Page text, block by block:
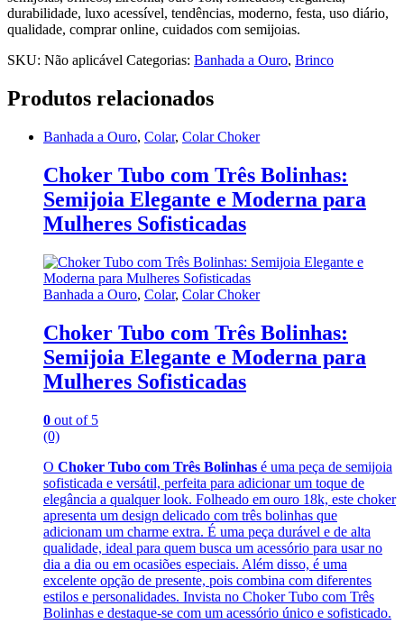
durabilidade, luxo acessível, tendências, moderno, festa, uso diário,
qualidade, comprar online, cuidados com semijoias.
SKU: Não aplicável Categorias: Banhada a Ouro, Brinco
Produtos relacionados
Banhada a Ouro, Colar, Colar Choker
Choker Tubo com Três Bolinhas:
Semijoia Elegante e Moderna para
Mulheres Sofisticadas
Banhada a Ouro, Colar, Colar Choker
Choker Tubo com Três Bolinhas:
Semijoia Elegante e Moderna para
Mulheres Sofisticadas
0 out of 5
(0)
O Choker Tubo com Três Bolinhas é uma peça de semijoia
sofisticada e versátil, perfeita para adicionar um toque de
elegância a qualquer look. Folheado em ouro 18k, este choker
apresenta um design delicado com três bolinhas que
adicionam um charme extra. É uma peça durável e de alta
qualidade, ideal para quem busca um acessório para usar no
dia a dia ou em ocasiões especiais. Além disso, é uma
excelente opção de presente, pois combina com diferentes
estilos e personalidades. Invista no Choker Tubo com Três
Bolinhas e destaque-se com um acessório único e sofisticado.